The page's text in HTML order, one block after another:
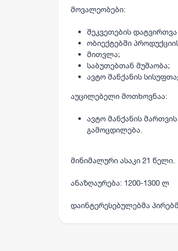
მოვალეობები:
შეკვეთების დატვირთვა
ობიექტებში
მითვლა;
საბუთებთან მუშაობა;
ავტო მანქანის
აუცილებელი მოთხოვნაა:
ავტო მანქანის
გამოცდილება.
მინიმალური ასაკი 21 წელი.
ანაზღაურება: 1200-1300 ლ
დაინტერესებულებმა